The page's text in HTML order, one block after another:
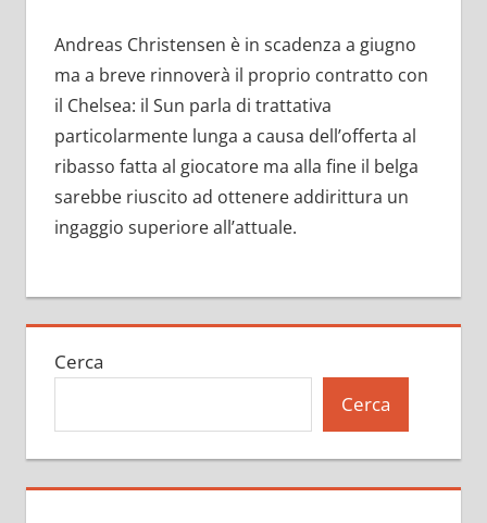
Andreas Christensen è in scadenza a giugno
ma a breve rinnoverà il proprio contratto con
il Chelsea: il Sun parla di trattativa
particolarmente lunga a causa dell’offerta al
ribasso fatta al giocatore ma alla fine il belga
sarebbe riuscito ad ottenere addirittura un
ingaggio superiore all’attuale.
Cerca
Cerca